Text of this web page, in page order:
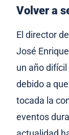
Volver a
El director
José
un año
debido a
tocada la
eventos